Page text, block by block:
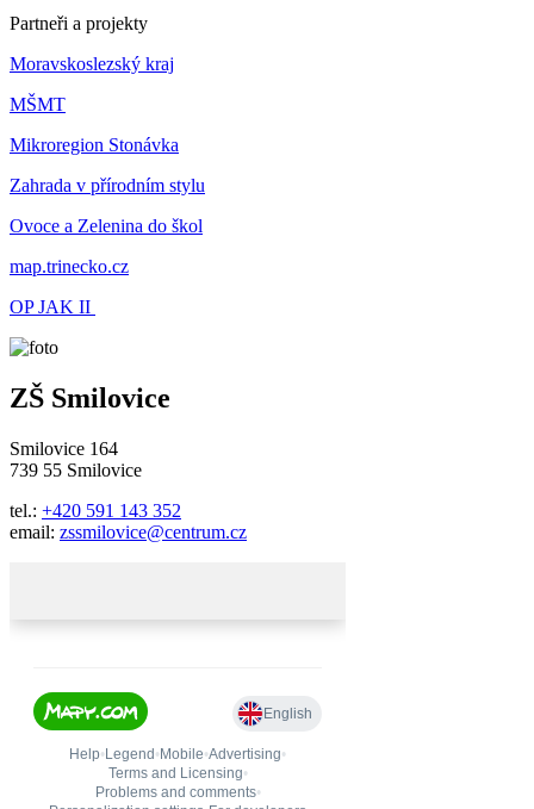
Partneři a projekty
Moravskoslezský kraj
MŠMT
Mikroregion Stonávka
Zahrada v přírodním stylu
Ovoce a Zelenina do škol
map.trinecko.cz
OP JAK II
ZŠ Smilovice
Smilovice 164
739 55 Smilovice
tel.: +420 591 143 352
email: zssmilovice@centrum.cz